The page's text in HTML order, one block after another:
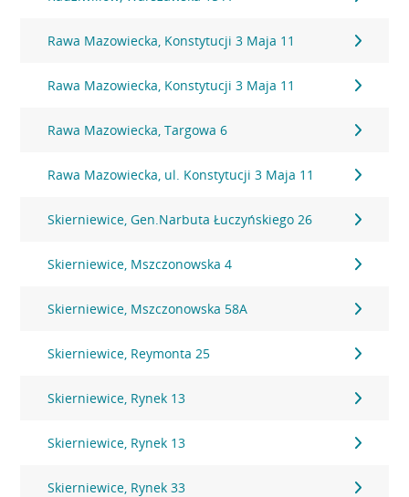
Rawa Mazowiecka, Konstytucji 3 Maja 11
Rawa Mazowiecka, Konstytucji 3 Maja 11
Rawa Mazowiecka, Targowa 6
Rawa Mazowiecka, ul. Konstytucji 3 Maja 11
Skierniewice, Gen.Narbuta Łuczyńskiego 26
Skierniewice, Mszczonowska 4
Skierniewice, Mszczonowska 58A
Skierniewice, Reymonta 25
Skierniewice, Rynek 13
Skierniewice, Rynek 13
Skierniewice, Rynek 33